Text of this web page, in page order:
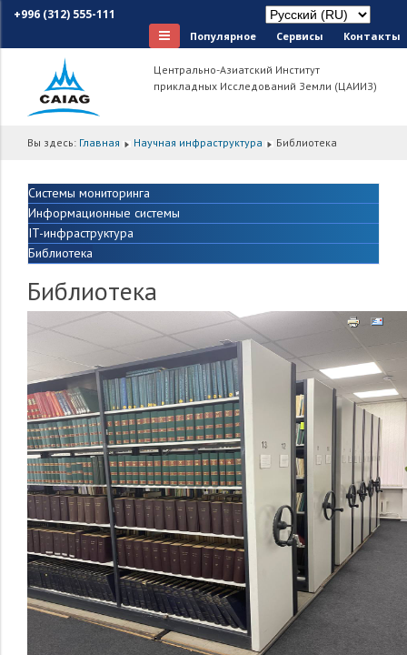
+996 (312) 555-111
Популярное Сервисы Контакты
Центрально-Азиатский Институт
прикладных Исследований Земли (ЦАИИЗ)
Вы здесь: Главная Научная инфраструктура Библиотека
Системы мониторинга
Информационные системы
IT-инфраструктура
Библиотека
Библиотека